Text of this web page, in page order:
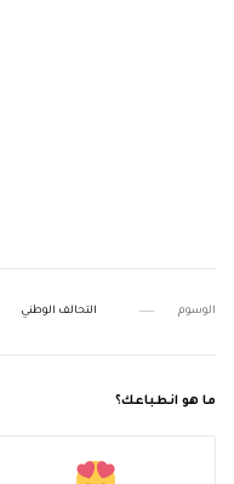
الوسوم التحالف الوطني
ما هو انطباعك؟